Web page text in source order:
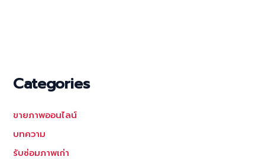
พัก
คุณ
แบบ
เนียนๆ
พร้อม
Categories
ขายภาพออนไลน์
บทความ
รับซ่อมภาพเก่า